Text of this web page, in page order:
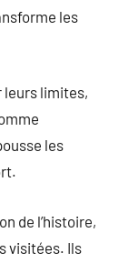
les
leurs limites,
les
de l’histoire,
visitées. Ils